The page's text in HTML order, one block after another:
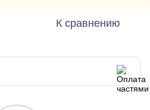
К сравнению